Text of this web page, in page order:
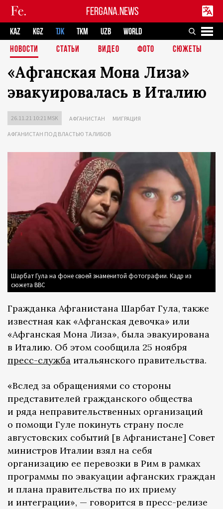
FERGANA.NEWS
KAZ KGZ TJK TKM UZB
WORLD
НОВОСТИ
СТАТЬИ ВИДЕО ФОТО СЮЖЕТЫ
«Афганская Мона Лиза»
эвакуировалась в Италию
26.11.21 10:21 MSK АФГАНИСТАН МИГРАЦИЯ
АФГАНИСТАН ПОД ВЛАСТЬЮ ТАЛИБОВ
Шарбат Гула на фоне своей знаменитой фотографии. Кадр из
сюжета ВВС
Гражданка Афганистана Шарбат Гула, также
известная как «Афганская девочка» или
«Афганская Мона Лиза», была эвакуирована
в Италию. Об этом сообщила 25 ноября
пресс-служба итальянского правительства.
«Вслед за обращениями со стороны
представителей гражданского общества
и ряда неправительственных организаций
о помощи Гуле покинуть страну после
августовских событий [в Афганистане] Совет
министров Италии взял на себя
организацию ее перевозки в Рим в рамках
программы по эвакуации афганских граждан
и плана правительства по их приему
и интеграции», — говорится в пресс-релизе